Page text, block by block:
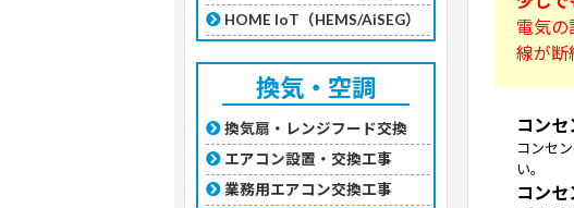
HOME IoT（HEMS/AiSEG）
換気・空調
換気扇・レンジフード交換
エアコン設置・交換工事
業務用エアコン交換工事